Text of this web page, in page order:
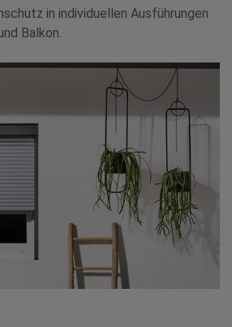
in individuellen Ausführungen
Balkon.